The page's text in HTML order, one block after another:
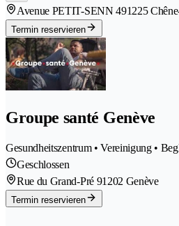
Avenue PETIT-SENN 491225
Termin reservieren
Groupe santé Genève
Gesundheitszentrum • Vereinigung •
Geschlossen
Rue du Grand-Pré 91202 Genève
Termin reservieren